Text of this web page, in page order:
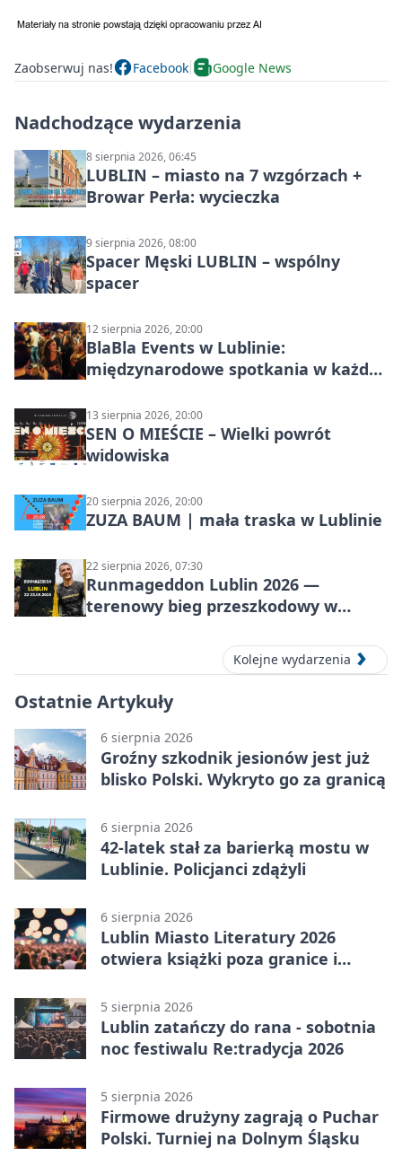
Zaobserwuj nas! Facebook Google News
Nadchodzące wydarzenia
8 sierpnia 2026, 06:45
LUBLIN – miasto na 7 wzgórzach +
Browar Perła: wycieczka
9 sierpnia 2026, 08:00
Spacer Męski LUBLIN – wspólny
spacer
12 sierpnia 2026, 20:00
BlaBla Events w Lublinie:
międzynarodowe spotkania w każdą
13 sierpnia 2026, 20:00
SEN O MIEŚCIE – Wielki powrót
widowiska
20 sierpnia 2026, 20:00
ZUZA BAUM | mała traska w Lublinie
22 sierpnia 2026, 07:30
Runmageddon Lublin 2026 —
terenowy bieg przeszkodowy w
Kolejne wydarzenia
Ostatnie Artykuły
6 sierpnia 2026
Groźny szkodnik jesionów jest już
blisko Polski. Wykryto go za granicą
6 sierpnia 2026
42-latek stał za barierką mostu w
Lublinie. Policjanci zdążyli
6 sierpnia 2026
Lublin Miasto Literatury 2026
otwiera książki poza granice i
5 sierpnia 2026
Lublin zatańczy do rana - sobotnia
noc festiwalu Re:tradycja 2026
5 sierpnia 2026
Firmowe drużyny zagrają o Puchar
Polski. Turniej na Dolnym Śląsku